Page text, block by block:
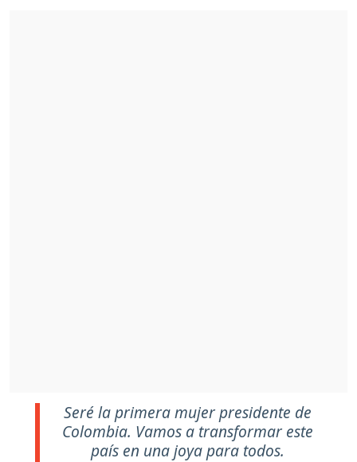
Seré la primera mujer presidente de
Colombia. Vamos a transformar este
país en una joya para todos.